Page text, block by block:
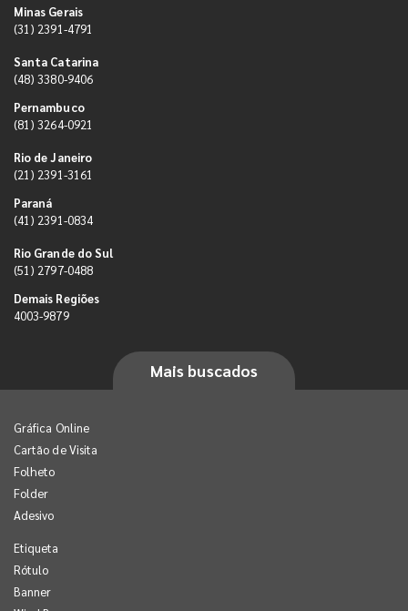
Minas Gerais
(31) 2391-4791
Santa Catarina
(48) 3380-9406
Pernambuco
(81) 3264-0921
Rio de Janeiro
(21) 2391-3161
Paraná
(41) 2391-0834
Rio Grande do Sul
(51) 2797-0488
Demais Regiões
4003-9879
Mais buscados
Gráfica Online
Cartão de Visita
Folheto
Folder
Adesivo
Etiqueta
Rótulo
Banner